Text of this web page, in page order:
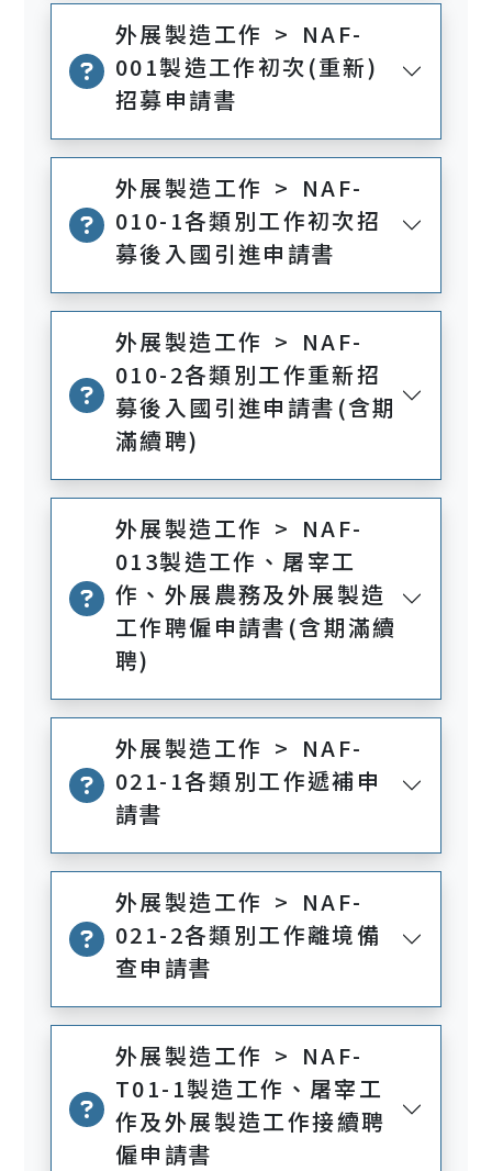
外展製造工作 > NAF-
001製造工作初次(重新)
招募申請書
外展製造工作 > NAF-
010-1各類別工作初次招
募後入國引進申請書
外展製造工作 > NAF-
010-2各類別工作重新招
募後入國引進申請書(含期
滿續聘)
外展製造工作 > NAF-
013製造工作、屠宰工
作、外展農務及外展製造
工作聘僱申請書(含期滿續
聘)
外展製造工作 > NAF-
021-1各類別工作遞補申
請書
外展製造工作 > NAF-
021-2各類別工作離境備
查申請書
外展製造工作 > NAF-
T01-1製造工作、屠宰工
作及外展製造工作接續聘
僱申請書